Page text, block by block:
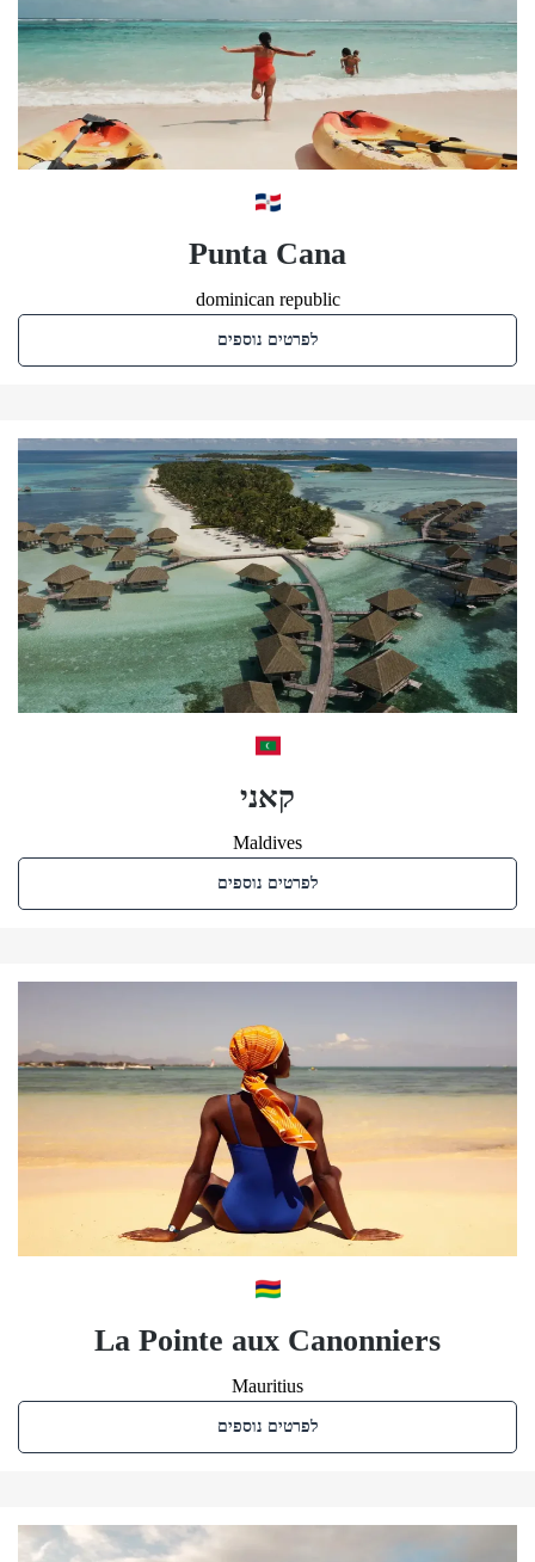
Punta Cana
dominican republic
לפרטים נוספים
קאני
Maldives
לפרטים נוספים
La Pointe aux Canonniers
Mauritius
לפרטים נוספים